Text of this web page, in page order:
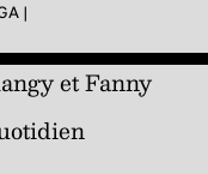
|
et Fanny